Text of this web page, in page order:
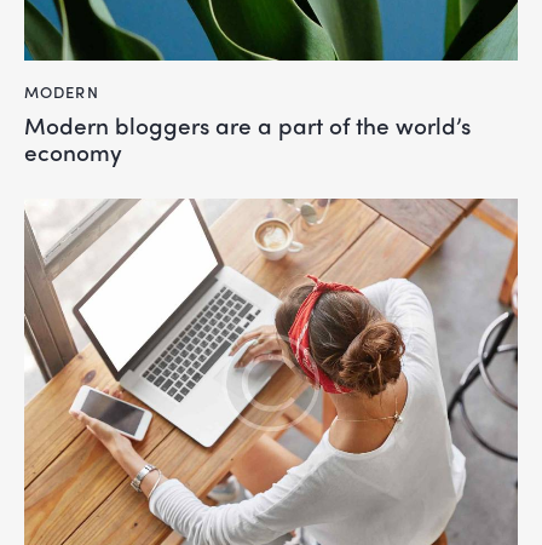
MODERN
Modern bloggers are a part of the world’s
economy